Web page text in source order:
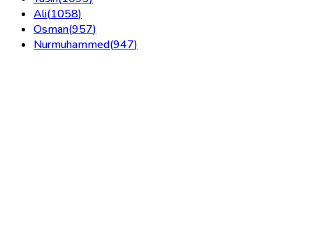
Ali(1058)
Osman(957)
Nurmuhammed(947)